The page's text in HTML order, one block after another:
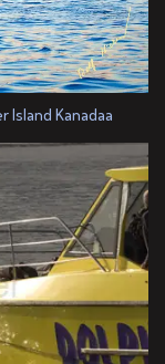
Island Kanadaa